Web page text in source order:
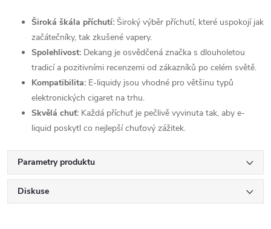
Široká škála příchutí: Široký výběr příchutí, které uspokojí jak
začátečníky, tak zkušené vapery.
Spolehlivost: Dekang je osvědčená značka s dlouholetou
tradicí a pozitivními recenzemi od zákazníků po celém světě.
Kompatibilita: E-liquidy jsou vhodné pro většinu typů
elektronických cigaret na trhu.
Skvělá chuť: Každá příchuť je pečlivě vyvinuta tak, aby e-
liquid poskytl co nejlepší chuťový zážitek.
Parametry produktu
Diskuse